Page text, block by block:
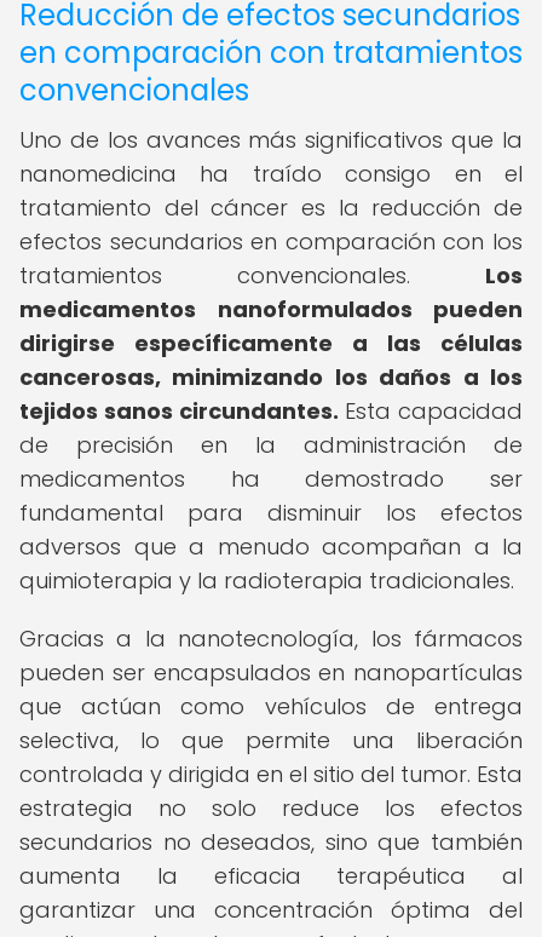
Reducción de efectos secundarios
en comparación con tratamientos
convencionales
Uno de los avances más significativos que la
nanomedicina ha traído consigo en el
tratamiento del cáncer es la reducción de
efectos secundarios en comparación con los
tratamientos convencionales. Los
medicamentos nanoformulados pueden
dirigirse específicamente a las células
cancerosas, minimizando los daños a los
tejidos sanos circundantes. Esta capacidad
de precisión en la administración de
medicamentos ha demostrado ser
fundamental para disminuir los efectos
adversos que a menudo acompañan a la
quimioterapia y la radioterapia tradicionales.
Gracias a la nanotecnología, los fármacos
pueden ser encapsulados en nanopartículas
que actúan como vehículos de entrega
selectiva, lo que permite una liberación
controlada y dirigida en el sitio del tumor. Esta
estrategia no solo reduce los efectos
secundarios no deseados, sino que también
aumenta la eficacia terapéutica al
garantizar una concentración óptima del